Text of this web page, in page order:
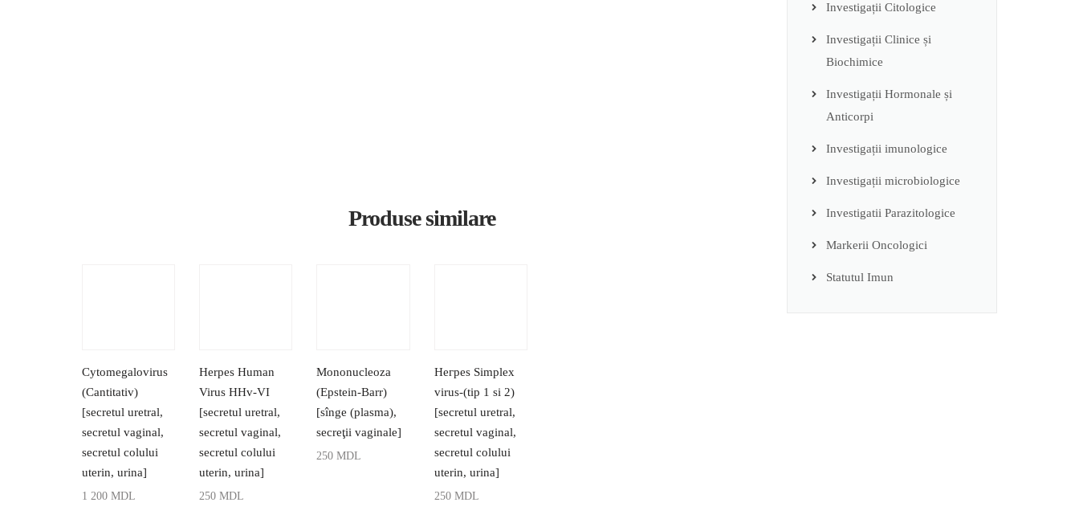
Produse similare
Cytomegalovirus
(Cantitativ)
[secretul uretral,
secretul vaginal,
secretul colului
uterin, urina]
1 200 MDL
Herpes Human
Virus HHv-VI
[secretul uretral,
secretul vaginal,
secretul colului
uterin, urina]
250MDL
Mononucleoza
(Epstein-Barr)
[sînge (plasma),
secreţii vaginale]
250MDL
Негреs Simplex
virus-(tip 1 si 2)
[secretul uretral,
secretul vaginal,
secretul colului
uterin, urina]
250 MDL
Investigații Citologice
Investigații Clinice și
Biochimice
Investigații Hormonale și
Anticorpi
Investigații imunologice
Investigații microbiologice
Investigatii Parazitologice
Markerii Oncologici
Statutul Imun